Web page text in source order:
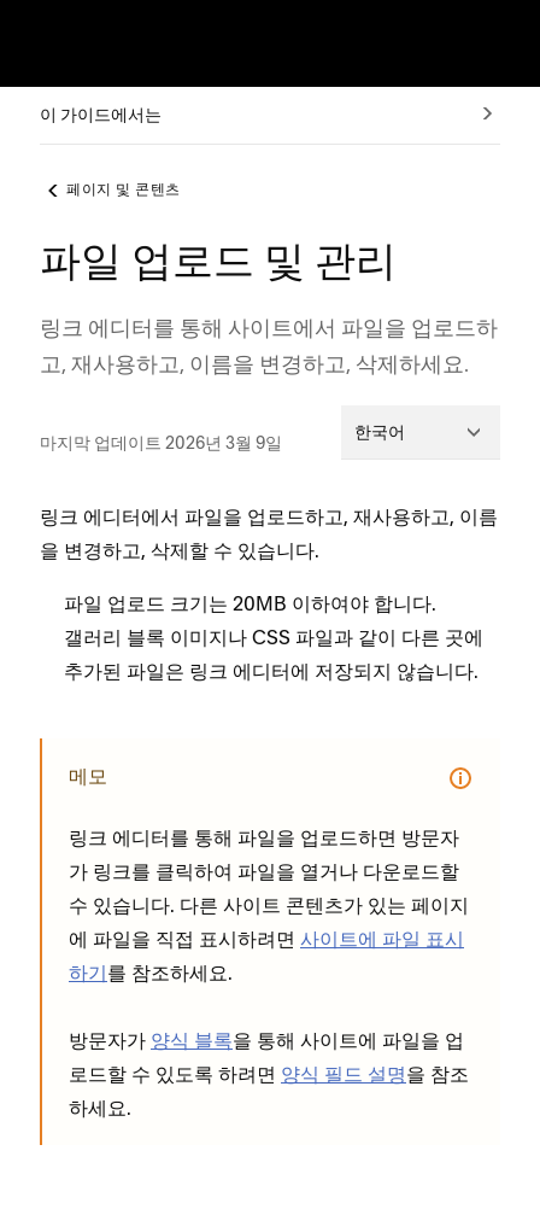
이 가이드에서는
페이지 및 콘텐츠
파일 업로드 및 관리
링크 에디터를 통해 사이트에서 파일을 업로드하
고, 재사용하고, 이름을 변경하고, 삭제하세요.
마지막 업데이트 2026년 3월 9일 한국어
링크 에디터에서 파일을 업로드하고, 재사용하고, 이름
을 변경하고, 삭제할 수 있습니다.
파일 업로드 크기는 20MB 이하여야 합니다.
갤러리 블록 이미지나 CSS 파일과 같이 다른 곳에
추가된 파일은 링크 에디터에 저장되지 않습니다.
메모
링크 에디터를 통해 파일을 업로드하면 방문자
가 링크를 클릭하여 파일을 열거나 다운로드할
수 있습니다. 다른 사이트 콘텐츠가 있는 페이지
에 파일을 직접 표시하려면 사이트에 파일 표시
하기를 참조하세요.
방문자가 양식 블록을 통해 사이트에 파일을 업
로드할 수 있도록 하려면 양식 필드 설명을 참조
하세요.